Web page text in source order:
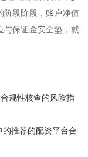
阶段阶段，账户净值
与保证金安全垫，就
规性核查的风险指
推荐的配资平台合